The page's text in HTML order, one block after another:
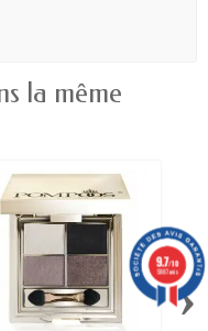
la même
›
9.7/10
5887 avis